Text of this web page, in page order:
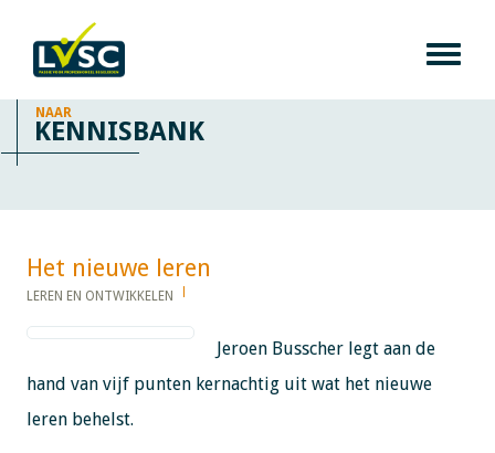
NAAR
KENNISBANK
Het nieuwe leren ​​​​​​
LEREN EN ONTWIKKELEN
Jeroen Busscher legt aan de
hand van vijf punten kernachtig uit wat het nieuwe
leren behelst.